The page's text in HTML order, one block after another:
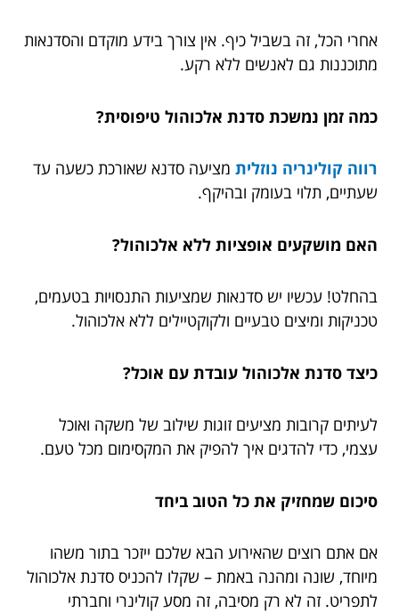
אחרי הכל, זה בשביל כיף. אין צורך בידע מוקדם והסדנאות
מתוכננות גם לאנשים ללא רקע.
כמה זמן נמשכת סדנת אלכוהול טיפוסית?
רווה קולינריה נוזלית מציעה סדנא שאורכת כשעה עד
שעתיים, תלוי בעומק ובהיקף.
האם מושקעים אופציות ללא אלכוהול?
בהחלט! עכשיו יש סדנאות שמציעות התנסויות בטעמים,
טכניקות ומיצים טבעיים ולקוקטיילים ללא אלכוהול.
כיצד סדנת אלכוהול עובדת עם אוכל?
לעיתים קרובות מציעים זוגות שילוב של משקה ואוכל
עצמי, כדי להדגים איך להפיק את המקסימום מכל טעם.
סיכום שמחזיק את כל הטוב ביחד
אם אתם רוצים שהאירוע הבא שלכם ייזכר בתור משהו
מיוחד, שונה ומהנה באמת – שקלו להכניס סדנת אלכוהול
לתפריט. זה לא רק מסיבה, זה מסע קולינרי וחברתי